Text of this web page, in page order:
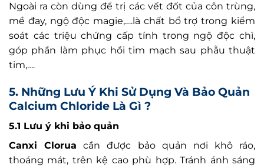
Ngoài ra còn dùng để trị các vết đốt của côn trùng,
mề đay, ngộ độc magie,….là chất bổ trợ trong kiểm
soát các triệu chứng cấp tính trong ngộ độc chì,
góp phần làm phục hồi tim mạch sau phẫu thuật
tim,….
5. Những Lưu Ý Khi Sử Dụng Và Bảo Quản
Calcium Chloride Là Gì ?
5.1 Lưu ý khi bảo quản
Canxi Clorua cần được bảo quản nơi khô ráo,
thoáng mát, trên kệ cao phù hợp. Tránh ánh sáng